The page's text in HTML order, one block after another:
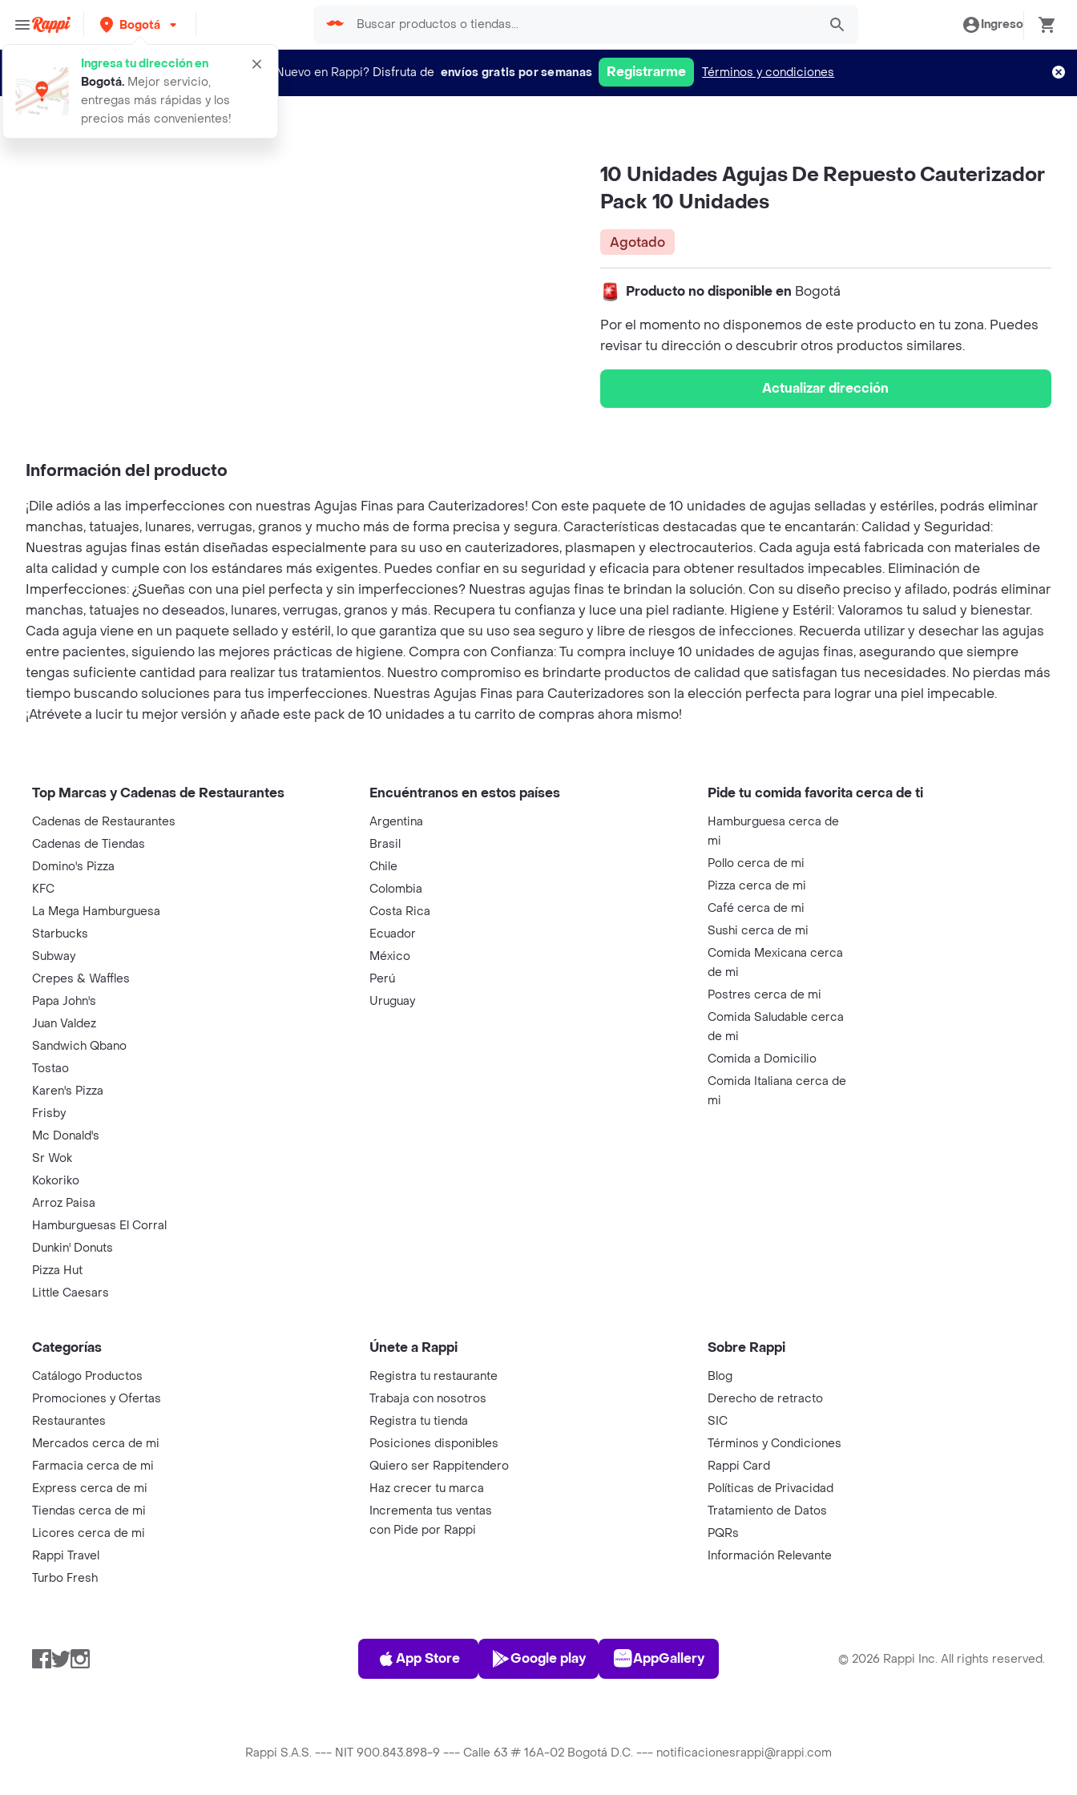
Bogotá
Ingresa tu dirección en
Bogotá. Mejor servicio,
entregas más rápidas y los
precios más convenientes!
Ingreso
¿Nuevo en Rappi? Disfruta de envíos gratis por semanas Registrarme Términos y condiciones
10 unidades agujas de repuesto caut
10 Unidades Agujas De Repuesto Cauterizador
Pack 10 Unidades
Agotado
Producto no disponible en Bogotá
Por el momento no disponemos de este producto en tu zona. Puedes
revisar tu dirección o descubrir otros productos similares.
Actualizar dirección
Información del producto
¡Dile adiós a las imperfecciones con nuestras Agujas Finas para Cauterizadores! Con este paquete de 10 unidades de agujas selladas y estériles, podrás eliminar
manchas, tatuajes, lunares, verrugas, granos y mucho más de forma precisa y segura. Características destacadas que te encantarán: Calidad y Seguridad:
Nuestras agujas finas están diseñadas especialmente para su uso en cauterizadores, plasmapen y electrocauterios. Cada aguja está fabricada con materiales de
alta calidad y cumple con los estándares más exigentes. Puedes confiar en su seguridad y eficacia para obtener resultados impecables. Eliminación de
Imperfecciones: ¿Sueñas con una piel perfecta y sin imperfecciones? Nuestras agujas finas te brindan la solución. Con su diseño preciso y afilado, podrás eliminar
manchas, tatuajes no deseados, lunares, verrugas, granos y más. Recupera tu confianza y luce una piel radiante. Higiene y Estéril: Valoramos tu salud y bienestar.
Cada aguja viene en un paquete sellado y estéril, lo que garantiza que su uso sea seguro y libre de riesgos de infecciones. Recuerda utilizar y desechar las agujas
entre pacientes, siguiendo las mejores prácticas de higiene. Compra con Confianza: Tu compra incluye 10 unidades de agujas finas, asegurando que siempre
tengas suficiente cantidad para realizar tus tratamientos. Nuestro compromiso es brindarte productos de calidad que satisfagan tus necesidades. No pierdas más
tiempo buscando soluciones para tus imperfecciones. Nuestras Agujas Finas para Cauterizadores son la elección perfecta para lograr una piel impecable.
¡Atrévete a lucir tu mejor versión y añade este pack de 10 unidades a tu carrito de compras ahora mismo!
Top Marcas y Cadenas de Restaurantes
Cadenas de Restaurantes
Cadenas de Tiendas
Domino's Pizza
KFC
La Mega Hamburguesa
Starbucks
Subway
Crepes & Waffles
Papa John's
Juan Valdez
Sandwich Qbano
Tostao
Karen's Pizza
Frisby
Mc Donald's
Sr Wok
Kokoriko
Arroz Paisa
Hamburguesas El Corral
Dunkin' Donuts
Pizza Hut
Little Caesars
Encuéntranos en estos países
Argentina
Brasil
Chile
Colombia
Costa Rica
Ecuador
México
Perú
Uruguay
Pide tu comida favorita cerca de ti
Hamburguesa cerca de
mi
Pollo cerca de mi
Pizza cerca de mi
Café cerca de mi
Sushi cerca de mi
Comida Mexicana cerca
de mi
Postres cerca de mi
Comida Saludable cerca
de mi
Comida a Domicilio
Comida Italiana cerca de
mi
Categorías
Catálogo Productos
Promociones y Ofertas
Restaurantes
Mercados cerca de mi
Farmacia cerca de mi
Express cerca de mi
Tiendas cerca de mi
Licores cerca de mi
Rappi Travel
Turbo Fresh
Únete a Rappi
Registra tu restaurante
Trabaja con nosotros
Registra tu tienda
Posiciones disponibles
Quiero ser Rappitendero
Haz crecer tu marca
Incrementa tus ventas
con Pide por Rappi
Sobre Rappi
Blog
Derecho de retracto
SIC
Términos y Condiciones
Rappi Card
Políticas de Privacidad
Tratamiento de Datos
PQRs
Información Relevante
Facebook
TwitterInstagram
App Store
App Store
Play Store
Google play
AppGallery
AppGallery © 2026 Rappi Inc. All rights reserved.
Rappi S.A.S. --- NIT 900.843.898-9 --- Calle 63 # 16A-02 Bogotá D.C. --- notificacionesrappi@rappi.com